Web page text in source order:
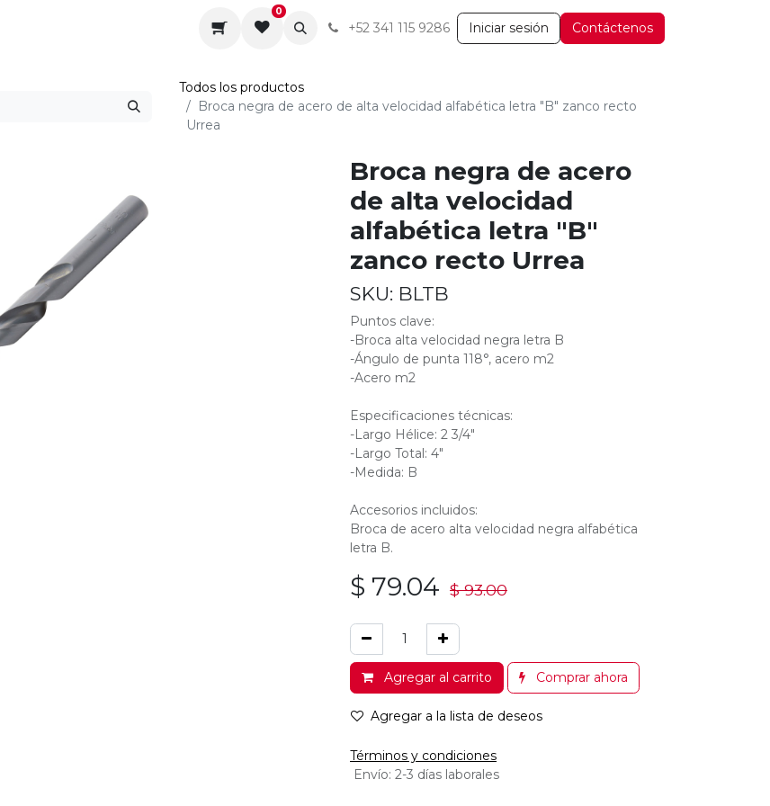
Servicios
0
+52 341 115 9286 Iniciar sesión Contáctenos
Todos los productos
Broca negra de acero de alta velocidad alfabética letra "B" zanco recto
Urrea
Broca negra de acero
de alta velocidad
alfabética letra "B"
zanco recto Urrea
SKU: BLTB
Puntos clave:
-Broca alta velocidad negra letra B
-Ángulo de punta 118°, acero m2
-Acero m2
Especificaciones técnicas:
-Largo Hélice: 2 3/4"
-Largo Total: 4"
-Medida: B
Accesorios incluidos:
Broca de acero alta velocidad negra alfabética
letra B.
$ 79.04 $93.00
Agregar al carrito Comprar ahora
Agregar a la lista de deseos
Términos y condiciones
Envío: 2-3 días laborales